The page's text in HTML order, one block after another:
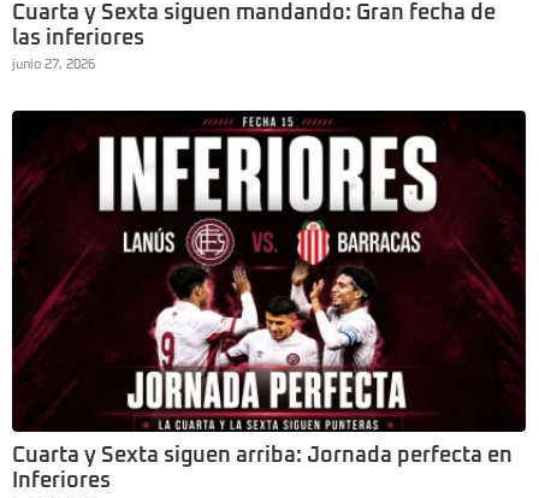
Cuarta y Sexta siguen mandando: Gran fecha de
las inferiores
junio 27, 2026
Cuarta y Sexta siguen arriba: Jornada perfecta en
Inferiores